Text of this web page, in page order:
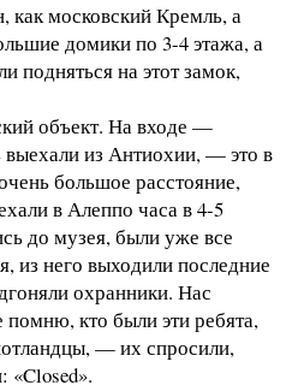
как московский Кремль, а
домики по 3-4 этажа, а
подняться на этот замок,
объект. На входе —
выехали из Антиохии, — это в
большое расстояние,
в Алеппо часа в 4-5
до музея, были уже все
из него выходили последние
охранники. Нас
кто были эти ребята,
— их спросили,
«Closed».